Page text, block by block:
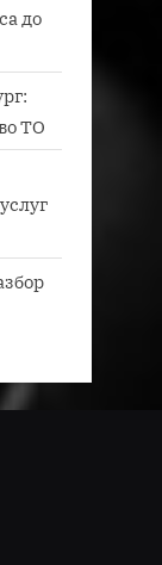
до
ТО